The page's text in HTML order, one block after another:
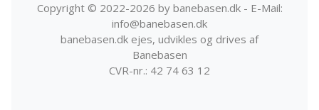
Copyright © 2022-2026 by banebasen.dk - E-Mail:
info@banebasen.dk
banebasen.dk ejes, udvikles og drives af
Banebasen
CVR-nr.: 42 74 63 12